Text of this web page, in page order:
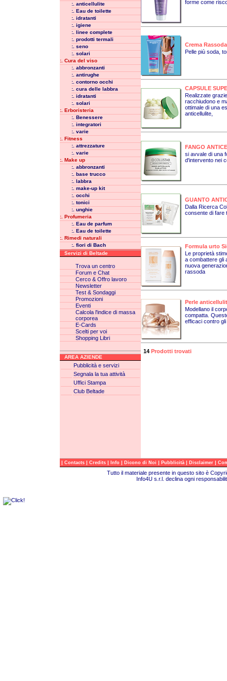
:. anticellulite
:. Eau de toilette
:. idratanti
:. igiene
:. linee complete
:. prodotti termali
:. seno
:. solari
:. Cura del viso
:. abbronzanti
:. antirughe
:. contorno occhi
:. cura delle labbra
:. idratanti
:. solari
:. Erboristeria
:. Benessere
:. integratori
:. varie
:. Fitness
:. attrezzature
:. varie
:. Make up
:. abbronzanti
:. base trucco
:. labbra
:. make-up kit
:. occhi
:. tonici
:. unghie
:. Profumeria
:. Eau de parfum
:. Eau de toilette
:. Rimedi naturali
:. fiori di Bach
Servizi di Beltade
Trova un centro
Forum e Chat
Cerco & Offro lavoro
Newsletter
Test & Sondaggi
Promozioni
Eventi
Calcola l'indice di massa
corporea
E-Cards
Scelti per voi
Shopping Libri
AREA AZIENDE
Pubblicità e servizi
Segnala la tua attività
Uffici Stampa
Club Beltade
forme come
Crema
Pelle più soda,
CAPSULE
Realizzate
racchiudono e
ottimale di una
anticellulite,
FANGO
si avvale di una
d'intervento nei
GUANTO
Dalla Ricerca
consente di fare
Formula urto
Le proprietà
a combattere gli
nuova
rassoda
Perle
Modellano il
compatta.
efficaci contro
14 Prodotti trovati
| Contacts | Credits | Info | Dicono di Noi | Pubblicità | Disclaimer |
Tutto il materiale presente in questo sito è
Info4U s.r.l. declina ogni